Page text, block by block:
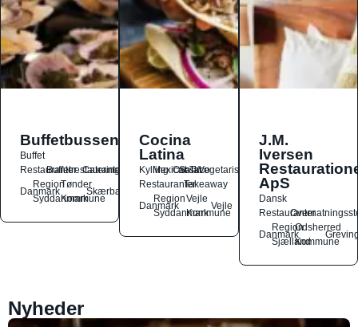
Buffetbussen
Buffet
Restauranter
Buffetrestauranter
Catering
Danmark
Region
Syddanmark
Tønder
Kommune
Skærbæk
Cocina
Latina
Kylling
Mexicansk
OstSalat
TacoVegetarisk
RestauranterTakeaway
Danmark
Region
Syddanmark
Vejle
Kommune
Vejle
J.M.
Iversen
ApS
Dansk
Restauranter
Danmark
Region
Sjælland
Odsherred
Kommune
Nyheder